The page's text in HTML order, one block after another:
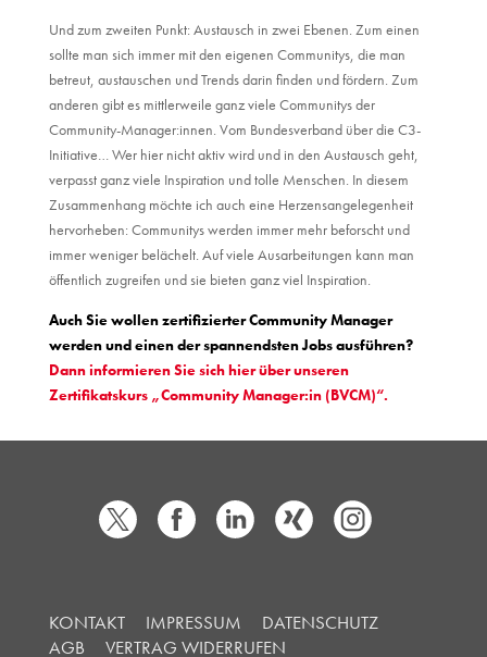
Und zum zweiten Punkt: Austausch in zwei Ebenen. Zum einen
sollte man sich immer mit den eigenen Communitys, die man
betreut, austauschen und Trends darin finden und fördern. Zum
anderen gibt es mittlerweile ganz viele Communitys der
Community-Manager:innen. Vom Bundesverband über die C3-
Initiative… Wer hier nicht aktiv wird und in den Austausch geht,
verpasst ganz viele Inspiration und tolle Menschen. In diesem
Zusammenhang möchte ich auch eine Herzensangelegenheit
hervorheben: Communitys werden immer mehr beforscht und
immer weniger belächelt. Auf viele Ausarbeitungen kann man
öffentlich zugreifen und sie bieten ganz viel Inspiration.
Auch Sie wollen zertifizierter Community Manager
werden und einen der spannendsten Jobs ausführen?
Dann informieren Sie sich hier über unseren
Zertifikatskurs „Community Manager:in (BVCM)“.
KONTAKT IMPRESSUM
DATENSCHUTZ
AGB
VERTRAG WIDERRUFEN